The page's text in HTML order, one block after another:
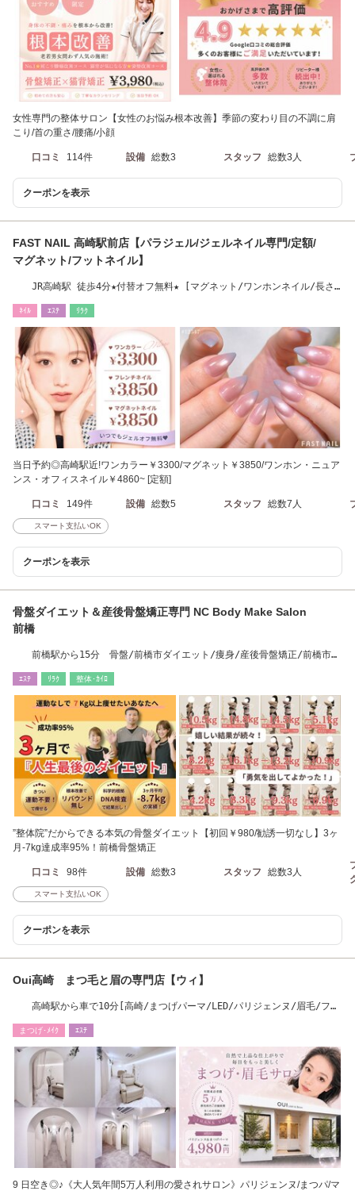
女性専門の整体サロン【女性のお悩み根本改善】季節の変わり目の不調に肩
こり/首の重さ/腰痛/小顔
口コミ 114件 設備 総数3 スタッフ 総数3人
クーポンを表示
FAST NAIL 高崎駅前店【パラジェル/ジェルネイル専門/定額/
マグネット/フットネイル】
JR高崎駅 徒歩4分★付替オフ無料★ [マグネット/ワンホンネイル/長さ
ﾈｲﾙ ｴｽﾃ ﾘﾗｸ
当日予約◎高崎駅近!ワンカラー￥3300/マグネット￥3850/ワンホン・ニュア
ンス・オフィスネイル￥4860~ [定額]
口コミ 149件 設備 総数5 スタッフ 総数7人
スマート支払いOK
クーポンを表示
骨盤ダイエット＆産後骨盤矯正専門 NC Body Make Salon
前橋
前橋駅から15分 骨盤/前橋市ダイエット/痩身/産後骨盤矯正/前橋市骨
ｴｽﾃ ﾘﾗｸ 整体･ｶｲﾛ
”整体院”だからできる本気の骨盤ダイエット【初回￥980/勧誘一切なし】3ヶ
月-7kg達成率95%！前橋骨盤矯正
口コミ 98件 設備 総数3 スタッフ 総数3人
スマート支払いOK
クーポンを表示
Oui高崎 まつ毛と眉の専門店【ウィ】
高崎駅から車で10分[高崎/まつげパーマ/LED/パリジェンヌ/眉毛/フラ
まつげ･ﾒｲｸ ｴｽﾃ
9 日空き◎♪《大人気年間5万人利用の愛されサロン》パリジェンヌ/まつパ/マ